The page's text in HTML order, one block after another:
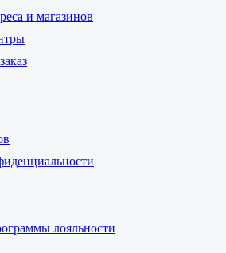
и магазинов
лояльности